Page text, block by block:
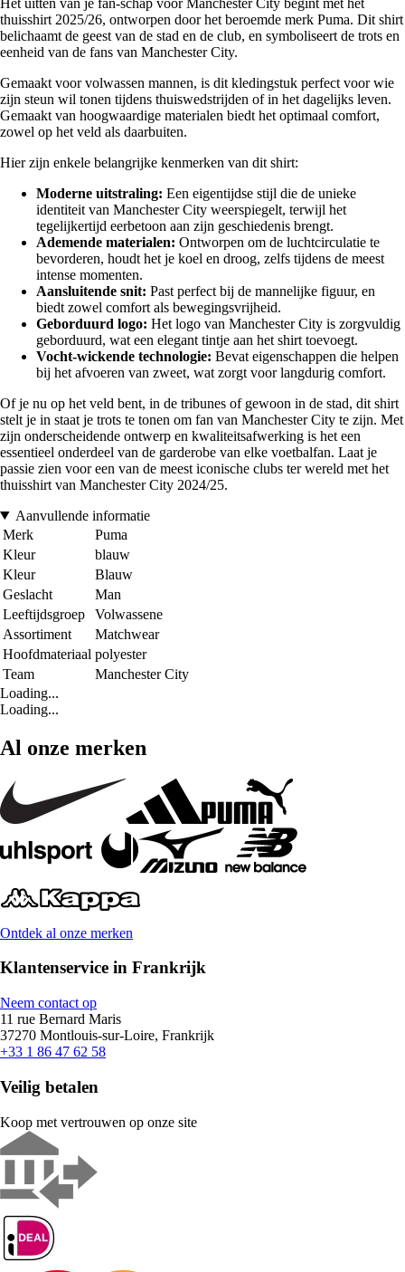
thuisshirt 2025/26, ontworpen door het beroemde merk Puma. Dit shirt
belichaamt de geest van de stad en de club, en symboliseert de trots en
eenheid van de fans van Manchester City.
Gemaakt voor volwassen mannen, is dit kledingstuk perfect voor wie
zijn steun wil tonen tijdens thuiswedstrijden of in het dagelijks leven.
Gemaakt van hoogwaardige materialen biedt het optimaal comfort,
zowel op het veld als daarbuiten.
Hier zijn enkele belangrijke kenmerken van dit shirt:
Moderne uitstraling: Een eigentijdse stijl die de unieke
identiteit van Manchester City weerspiegelt, terwijl het
tegelijkertijd eerbetoon aan zijn geschiedenis brengt.
Ademende materialen: Ontworpen om de luchtcirculatie te
bevorderen, houdt het je koel en droog, zelfs tijdens de meest
intense momenten.
Aansluitende snit: Past perfect bij de mannelijke figuur, en
biedt zowel comfort als bewegingsvrijheid.
Geborduurd logo: Het logo van Manchester City is zorgvuldig
geborduurd, wat een elegant tintje aan het shirt toevoegt.
Vocht-wickende technologie: Bevat eigenschappen die helpen
bij het afvoeren van zweet, wat zorgt voor langdurig comfort.
Of je nu op het veld bent, in de tribunes of gewoon in de stad, dit shirt
stelt je in staat je trots te tonen om fan van Manchester City te zijn. Met
zijn onderscheidende ontwerp en kwaliteitsafwerking is het een
essentieel onderdeel van de garderobe van elke voetbalfan. Laat je
passie zien voor een van de meest iconische clubs ter wereld met het
thuisshirt van Manchester City 2024/25.
Aanvullende informatie
Merk
Puma
Kleur
blauw
Kleur
Blauw
Geslacht
Man
Leeftijdsgroep
Volwassene
Assortiment
Matchwear
Hoofdmateriaal polyester
Team
Manchester City
Loading...
Loading...
Al onze merken
Ontdek al onze merken
Klantenservice in Frankrijk
Neem contact op
11 rue Bernard Maris
37270 Montlouis-sur-Loire, Frankrijk
+33 1 86 47 62 58
Veilig betalen
Koop met vertrouwen op onze site